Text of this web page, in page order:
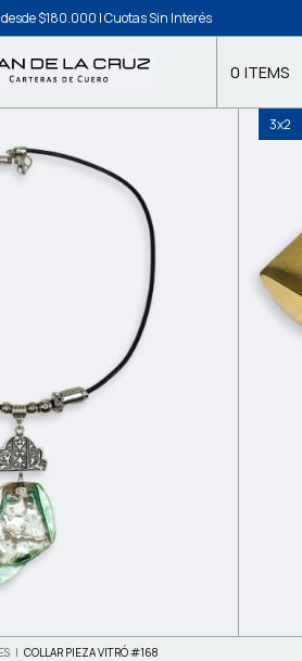
$180.000 | Cuotas Sin Interés
0 ITEMS
3x2
| COLLAR PIEZA VITRÓ #168